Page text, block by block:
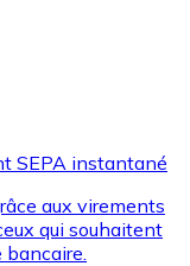
SEPA instantané
aux virements
qui souhaitent